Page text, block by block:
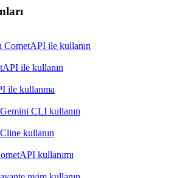
CometAPI ile kullanın
ile kullanın
ile kullanma
CLI kullanın
kullanın
kullanımı